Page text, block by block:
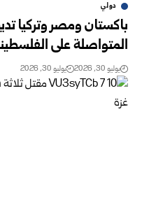
دولي
باكستان ومصر وتركيا
المتواصلة على
يوليو 30, 2026 يوليو 30, 2026